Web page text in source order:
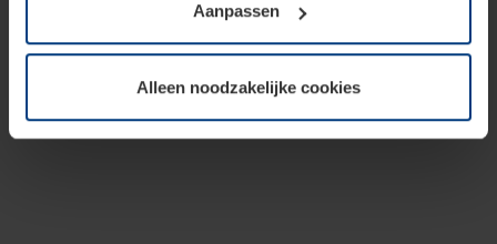
soorten cookies is uw toestemming benodigd. Uw
toestemming kunt u op elk moment bij de uitleg van de
wijzigen of herroepen.
Aanpassen
Alleen noodzakelijke cookies